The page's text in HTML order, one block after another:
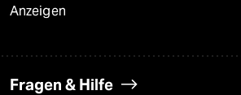
Anzeigen
Fragen & Hilfe